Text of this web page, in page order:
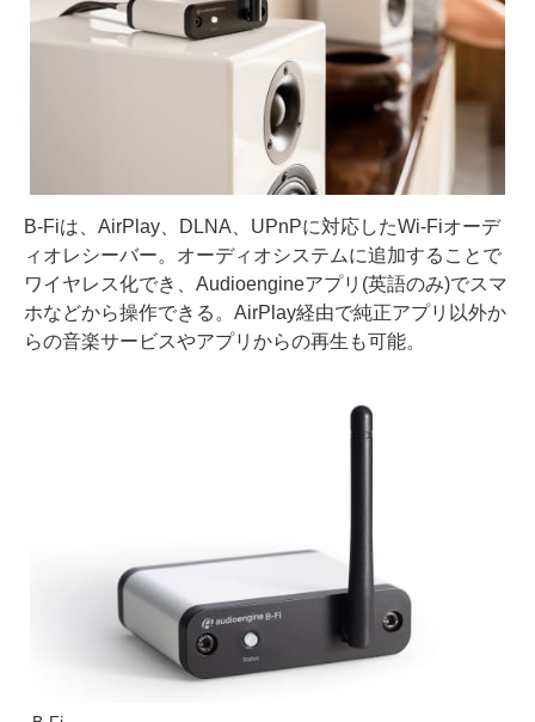
B-Fiは、AirPlay、DLNA、UPnPに対応したWi-Fiオーデ
ィオレシーバー。オーディオシステムに追加することで
ワイヤレス化でき、Audioengineアプリ(英語のみ)でスマ
ホなどから操作できる。AirPlay経由で純正アプリ以外か
らの音楽サービスやアプリからの再生も可能。